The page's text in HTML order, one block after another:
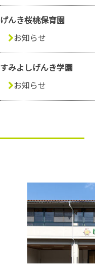
げんき桜桃保育園
お知らせ
すみよしげんき学園
お知らせ